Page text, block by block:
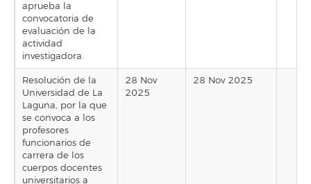
aprueba la
convocatoria de
evaluación de la
actividad
investigadora.
Resolución de la
Universidad de La
Laguna, por la que
se convoca a los
profesores
funcionarios de
carrera de los
cuerpos docentes
universitarios a
28 Nov
2025
28 Nov 2025